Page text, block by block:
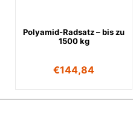
Polyamid-Radsatz – bis zu
1500 kg
€144,84